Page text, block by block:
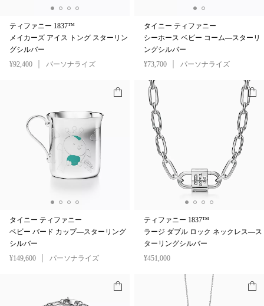
ティファニー 1837™
メイカーズ アイス トング スターリン
グシルバー
¥92,400
パーソナライズ
タイニー ティファニー
シーホース ベビー コーム—スターリ
ングシルバー
¥73,700
パーソナライズ
タイニー ティファニー
ベビー バード カップ—スターリング
シルバー
¥149,600
パーソナライズ
ティファニー 1837™
ラージ ダブル ロック ネックレス—ス
ターリングシルバー
¥451,000